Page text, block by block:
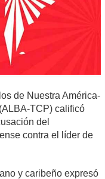
de Nuestra América-
TCP) calificó
del
contra el líder de
y caribeño expresó